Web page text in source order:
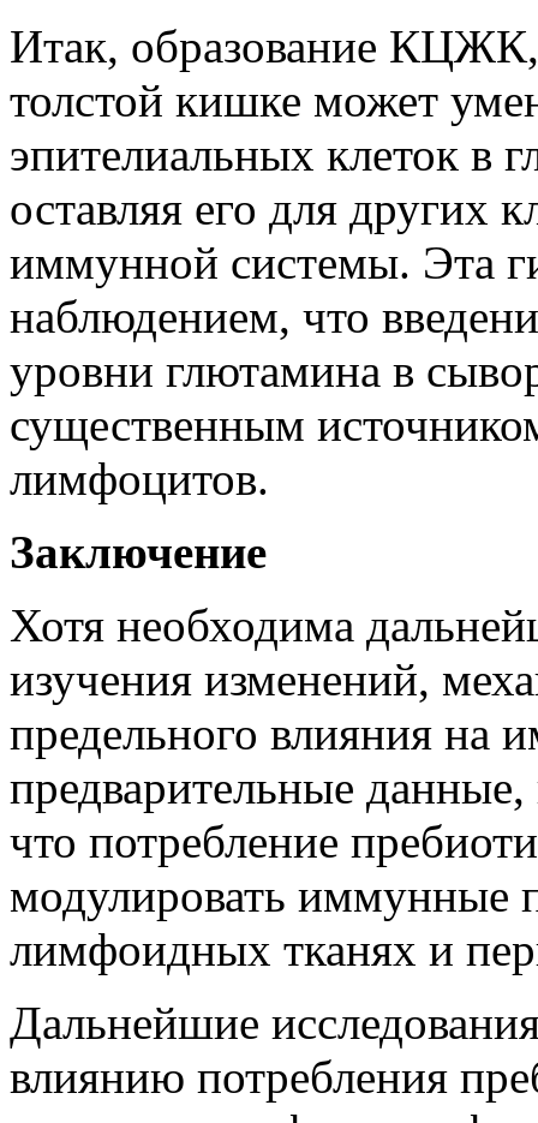
Итак, образование КЦЖК,
толстой кишке может
эпителиальных клеток в
оставляя его для других
иммунной системы. Эта
наблюдением, что
уровни глютамина в
существенным
лимфоцитов.
Заключение
Хотя необходима
изучения изменений,
предельного влияния на
предварительные
что потребление
модулировать
лимфоидных тканях и
Дальнейшие
влиянию потребления